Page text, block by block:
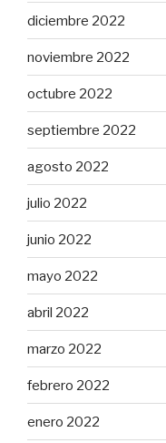
diciembre 2022
noviembre 2022
octubre 2022
septiembre 2022
agosto 2022
julio 2022
junio 2022
mayo 2022
abril 2022
marzo 2022
febrero 2022
enero 2022